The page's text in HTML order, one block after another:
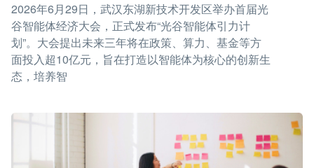
2026年6月29日，武汉东湖新技术开发区举办首届光
谷智能体经济大会，正式发布“光谷智能体引力计
划”。大会提出未来三年将在政策、算力、基金等方
面投入超10亿元，旨在打造以智能体为核心的创新生
态，培养智